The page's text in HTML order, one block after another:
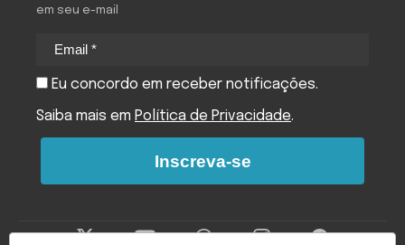
em seu e-mail
Eu concordo em receber notificações.
Saiba mais em Política de Privacidade.
Inscreva-se